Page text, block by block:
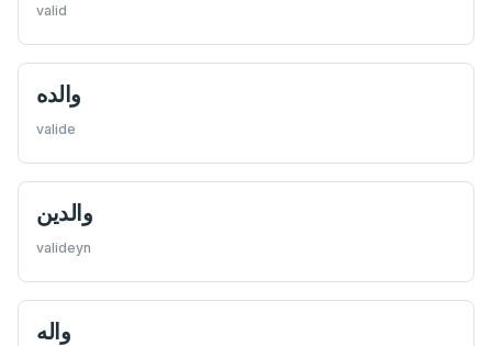
valid
والده
valide
والدين
valideyn
واله